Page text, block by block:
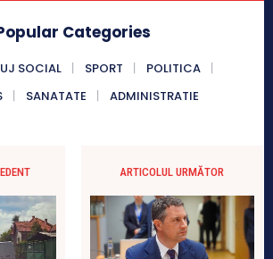
Categories
SOCIAL SPORT
POLITICA
SANATATE ADMINISTRATIE
ARTICOLUL URMĂTOR